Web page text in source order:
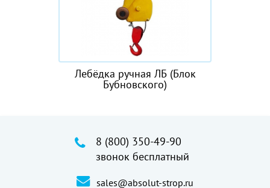
Лебёдка ручная ЛБ (Блок
Бубновского)
8 (800) 350-49-90
звонок бесплатный
sales@absolut-strop.ru